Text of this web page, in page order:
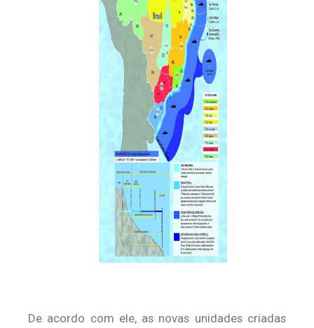
De acordo com ele, as novas unidades criadas